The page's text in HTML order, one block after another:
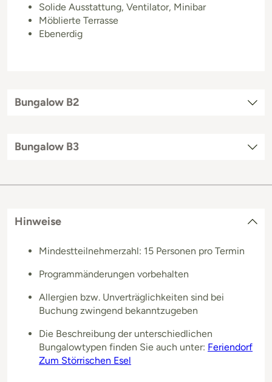
Solide Ausstattung, Ventilator, Minibar
Möblierte Terrasse
Ebenerdig
Bungalow B2
Bungalow B3
Hinweise
Mindestteilnehmerzahl: 15 Personen pro Termin
Programmänderungen vorbehalten
Allergien bzw. Unverträglichkeiten sind bei
Buchung zwingend bekanntzugeben
Die Beschreibung der unterschiedlichen
Bungalowtypen finden Sie auch unter: Feriendorf
Zum Störrischen Esel